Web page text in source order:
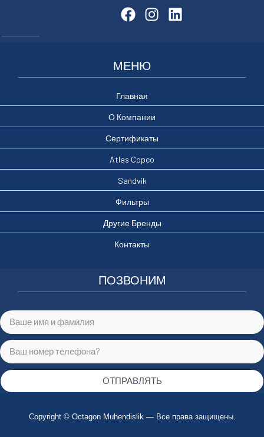
МЕНЮ
Главная
О Компании
Сертификаты
Atlas Copco
Sandvik
Фильтры
Другие Бренды
Контакты
ПОЗВОНИМ
ОТПРАВЛЯТЬ
Copyright © Octagon Muhendislik — Все права защищены.